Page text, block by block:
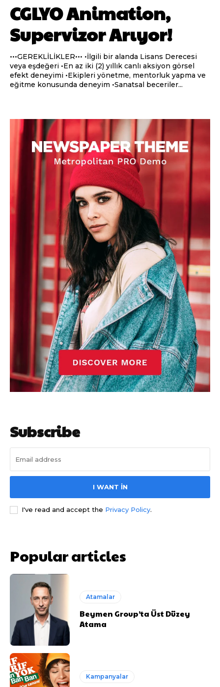
CGLYO Animation,
Supervizor Arıyor!
•••GEREKLİLİKLER••• •İlgili bir alanda Lisans Derecesi
veya eşdeğeri •En az iki (2) yıllık canlı aksiyon görsel
efekt deneyimi •Ekipleri yönetme, mentorluk yapma ve
eğitme konusunda deneyim •Sanatsal beceriler...
Subscribe
I WANT IN
I've read and accept the Privacy Policy.
Popular articles
Atamalar
Beymen Group’ta Üst Düzey
Atama
Kampanyalar